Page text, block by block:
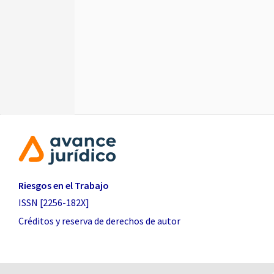
Riesgos en el Trabajo
ISSN [2256-182X]
Créditos y reserva de derechos de autor